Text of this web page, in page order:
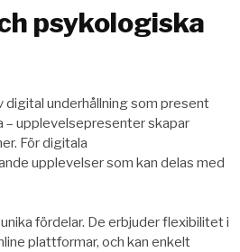
psykologiska
digital underhållning som present
– upplevelsepresenter skapar
För digitala
upplevelser som kan delas med
fördelar. De erbjuder flexibilitet i
plattformar, och kan enkelt